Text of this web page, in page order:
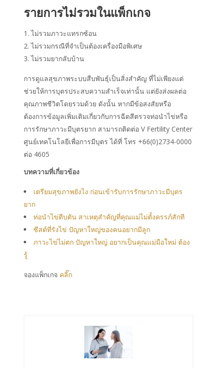
รายการไม่รวมในแพ็กเกจ
ไม่รวมภาวะแทรกซ้อน
ไม่รวมกรณีที่จำเป็นต้องเครื่องมือพิเศษ
ไม่รวมยากลับบ้าน
การดูแลสุขภาพระบบสืบพันธุ์เป็นสิ่งสำคัญ ที่ไม่เพียงแต่
ช่วยให้การบุตรประสบความสำเร็จเท่านั้น แต่ยังส่งผลต่อ
คุณภาพชีวิตโดยรวมด้วย ดังนั้น หากมีข้อสงสัยหรือ
ต้องการข้อมูลเพิ่มเติมเกี่ยวกับการฉีดสีตรวจท่อนำไข่หรือ
การรักษาภาวะมีบุตรยาก สามารถติดต่อ V Fertility Center
ศูนย์เทคโนโลยีเพื่อการมีบุตร ได้ที่ โทร +66(0)2734-0000
ต่อ 4605
บทความที่เกี่ยวข้อง
เตรียมสุขภาพยังไง ก่อนเข้ารับการรักษาภาวะมีบุตร
ยาก
ท่อนำไข่ตีบตัน สาเหตุสำคัญที่คุณแม่ไม่ตั้งครรภ์สักที
ซีสต์ที่รังไข่ ปัญหาใหญ่ของคนอยากมีลูก
ภาวะไข่ไม่ตก ปัญหาใหญ่ อยากเป็นคุณแม่มือใหม่ ต้อง
รู้
จองแพ็กเกจ คลิ๊ก